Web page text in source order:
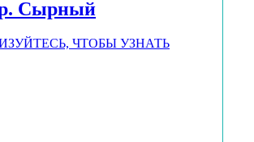
Сырный
ЧТОБЫ УЗНАТЬ